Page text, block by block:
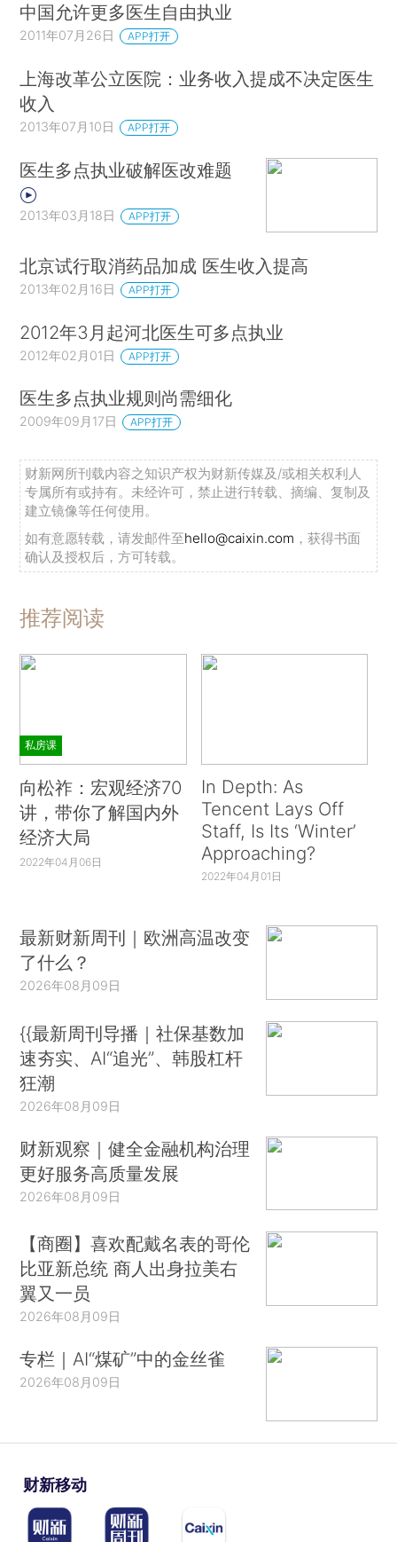
中国允许更多医生自由执业
2011年07月26日 APP打开
上海改革公立医院：业务收入提成不决定医生
收入
2013年07月10日 APP打开
医生多点执业破解医改难题
2013年03月18日 APP打开
北京试行取消药品加成 医生收入提高
2013年02月16日 APP打开
2012年3月起河北医生可多点执业
2012年02月01日 APP打开
医生多点执业规则尚需细化
2009年09月17日 APP打开
财新网所刊载内容之知识产权为财新传媒及/或相关权利人
专属所有或持有。未经许可，禁止进行转载、摘编、复制及
建立镜像等任何使用。
如有意愿转载，请发邮件至hello@caixin.com ，获得书面
确认及授权后，方可转载。
推荐阅读
私房课
向松祚：宏观经济70
讲，带你了解国内外
经济大局
2022年04月06日
In Depth: As
Tencent Lays Off
Staff, Is Its ‘Winter’
Approaching?
2022年04月01日
最新财新周刊｜欧洲高温改变
了什么？
2026年08月09日
{{最新周刊导播｜社保基数加
速夯实、AI“追光”、韩股杠杆
狂潮
2026年08月09日
财新观察｜健全金融机构治理
更好服务高质量发展
2026年08月09日
【商圈】喜欢配戴名表的哥伦
比亚新总统 商人出身拉美右
翼又一员
2026年08月09日
专栏｜AI“煤矿”中的金丝雀
2026年08月09日
财新移动